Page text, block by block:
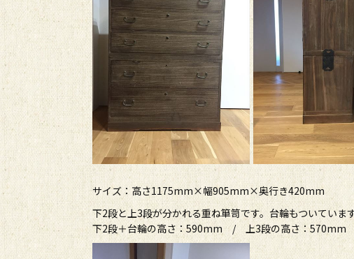
サイズ：高さ1175mm×幅905mm×奥行き420mm
下2段と上3段が分かれる重ね箪笥です。台輪もついていま
下2段＋台輪の高さ：590mm / 上3段の高さ：570mm